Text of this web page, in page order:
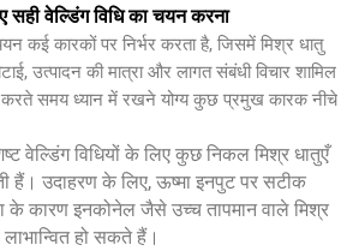
वेल्डिंग विधि का चयन करना
कई कारकों पर निर्भर करता है, जिसमें मिश्र धातु
उत्पादन की मात्रा और लागत संबंधी विचार शामिल
करते समय ध्यान में रखने योग्य कुछ प्रमुख कारक नीचे
वेल्डिंग विधियों के लिए कुछ निकल मिश्र धातुएँ
हैं। उदाहरण के लिए, ऊष्मा इनपुट पर सटीक
कारण इनकोनेल जैसे उच्च तापमान वाले मिश्र
हो सकते हैं।